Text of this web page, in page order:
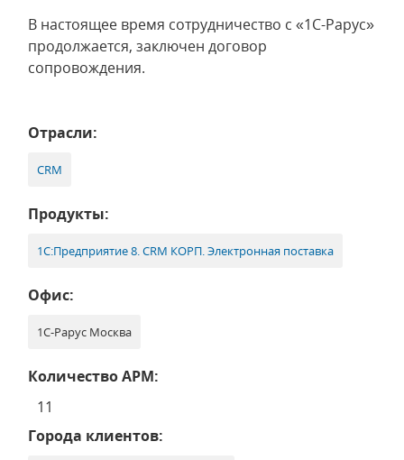
В настоящее время сотрудничество с «1C-Рарус»
продолжается, заключен договор
сопровождения.
Отрасли:
CRM
Продукты:
1С:Предприятие 8. CRM КОРП. Электронная поставка
Офис:
1С-Рарус Москва
Количество АРМ:
11
Города клиентов: